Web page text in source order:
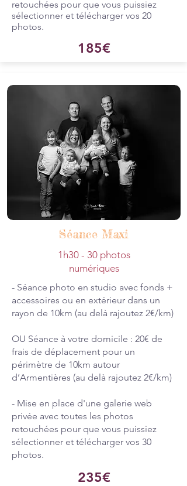
retouchées pour que vous puissiez
sélectionner et télécharger vos 20
photos.
185€
Séance Maxi
1h30 - 30 photos
numériques
- Séance photo en studio avec fonds +
accessoires ou en extérieur dans un
rayon de 10km (au delà rajoutez 2€/km)
​OU Séance à votre domicile : 20€ de
frais de déplacement pour un
périmètre de 10km autour
d’Armentières (au delà rajoutez 2€/km)
- Mise en place d'une galerie web
privée avec toutes les photos
retouchées pour que vous puissiez
sélectionner et télécharger vos 30
photos.
235€